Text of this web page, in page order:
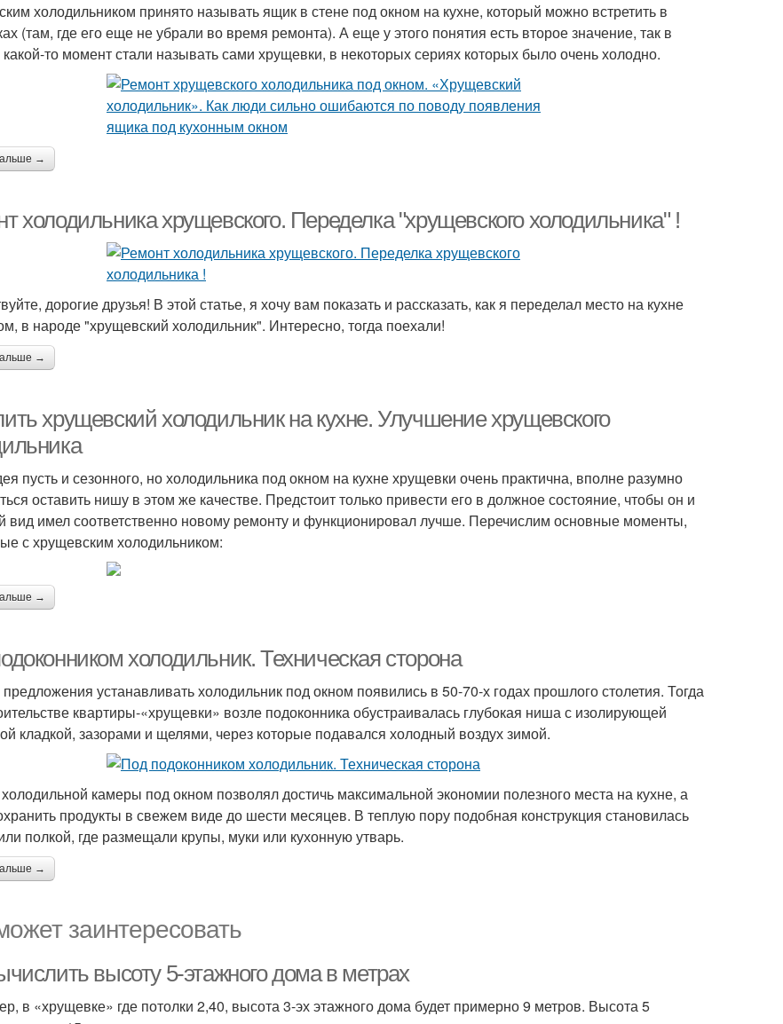
холодильником принято называть ящик в стене под окном на кухне, который можно встретить в
(там, где его еще не убрали во время ремонта). А еще у этого понятия есть второе значение, так в
то момент стали называть сами хрущевки, в некоторых сериях которых было очень холодно.
→
холодильника хрущевского. Переделка "хрущевского холодильника" !
дорогие друзья! В этой статье, я хочу вам показать и рассказать, как я переделал место на кухне
в народе "хрущевский холодильник". Интересно, тогда поехали!
→
хрущевский холодильник на кухне. Улучшение хрущевского
пусть и сезонного, но холодильника под окном на кухне хрущевки очень практична, вполне разумно
оставить нишу в этом же качестве. Предстоит только привести его в должное состояние, чтобы он и
вид имел соответственно новому ремонту и функционировал лучше. Перечислим основные моменты,
с хрущевским холодильником:
→
холодильник. Техническая сторона
устанавливать холодильник под окном появились в 50-70-х годах прошлого столетия. Тогда
квартиры-«хрущевки» возле подоконника обустраивалась глубокая ниша с изолирующей
кладкой, зазорами и щелями, через которые подавался холодный воздух зимой.
камеры под окном позволял достичь максимальной экономии полезного места на кухне, а
продукты в свежем виде до шести месяцев. В теплую пору подобная конструкция становилась
полкой, где размещали крупы, муки или кухонную утварь.
→
заинтересовать
высоту 5-этажного дома в метрах
в «хрущевке» где потолки 2,40, высота 3-эх этажного дома будет примерно 9 метров. Высота 5